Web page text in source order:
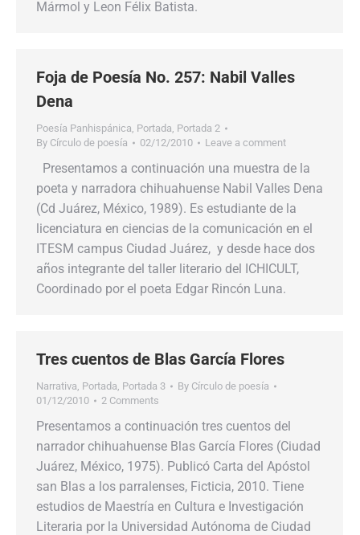
Mármol y Leon Félix Batista.
Foja de Poesía No. 257: Nabil Valles
Dena
Poesía Panhispánica, Portada, Portada 2
By Círculo de poesía 02/12/2010 Leave a comment
Presentamos a continuación una muestra de la
poeta y narradora chihuahuense Nabil Valles Dena
(Cd Juárez, México, 1989). Es estudiante de la
licenciatura en ciencias de la comunicación en el
ITESM campus Ciudad Juárez, y desde hace dos
años integrante del taller literario del ICHICULT,
Coordinado por el poeta Edgar Rincón Luna.
Tres cuentos de Blas García Flores
Narrativa, Portada, Portada 3 By Círculo de poesía
01/12/2010
2 Comments
Presentamos a continuación tres cuentos del
narrador chihuahuense Blas García Flores (Ciudad
Juárez, México, 1975). Publicó Carta del Apóstol
san Blas a los parralenses, Ficticia, 2010. Tiene
estudios de Maestría en Cultura e Investigación
Literaria por la Universidad Autónoma de Ciudad